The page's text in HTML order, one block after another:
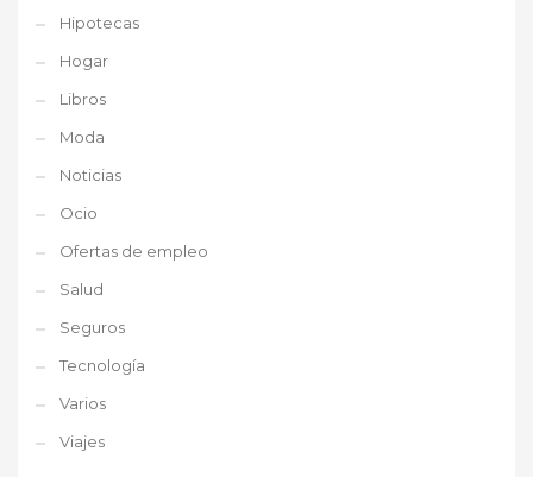
Hipotecas
Hogar
Libros
Moda
Noticias
Ocio
Ofertas de empleo
Salud
Seguros
Tecnología
Varios
Viajes